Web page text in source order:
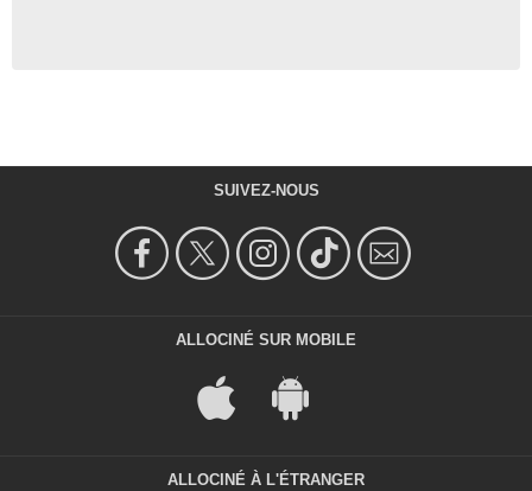
SUIVEZ-NOUS
ALLOCINÉ SUR MOBILE
ALLOCINÉ À L'ÉTRANGER